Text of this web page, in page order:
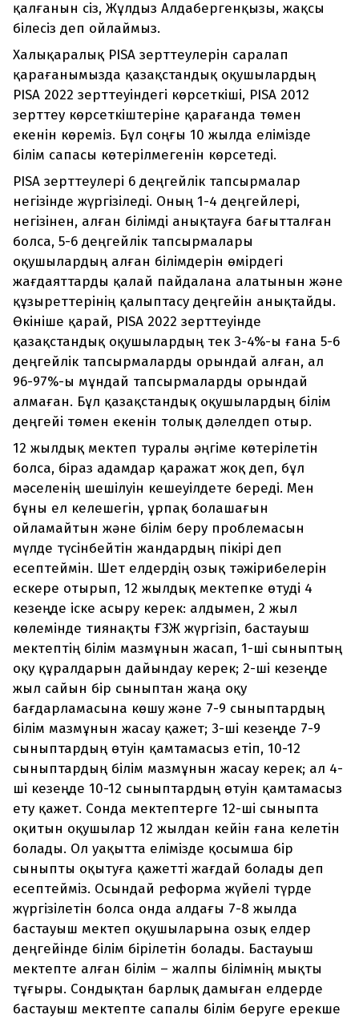
қалғанын сіз, Жұлдыз Алдабергенқызы, жақсы
білесіз деп ойлаймыз.
Халықаралық PISA зерттеулерін саралап
қарағанымызда қазақстандық оқушылардың
PISA 2022 зерттеуіндегі көрсеткіші, PISA 2012
зерттеу көрсеткіштеріне қарағанда төмен
екенін көреміз. Бұл соңғы 10 жылда елімізде
білім сапасы көтерілмегенін көрсетеді.
PISA зерттеулері 6 деңгейлік тапсырмалар
негізінде жүргізіледі. Оның 1-4 деңгейлері,
негізінен, алған білімді анықтауға бағытталған
болса, 5-6 деңгейлік тапсырмалары
оқушылардың алған білімдерін өмірдегі
жағдаяттарды қалай пайдалана алатынын және
құзыреттерінің қалыптасу деңгейін анықтайды.
Өкініше қарай, PISA 2022 зерттеуінде
қазақстандық оқушылардың тек 3-4%-ы ғана 5-6
деңгейлік тапсырмаларды орындай алған, ал
96-97%-ы мұндай тапсырмаларды орындай
алмаған. Бұл қазақстандық оқушылардың білім
деңгейі төмен екенін толық дәлелдеп отыр.
12 жылдық мектеп туралы әңгіме көтерілетін
болса, біраз адамдар қаражат жоқ деп, бұл
мәселенің шешілуін кешеуілдете береді. Мен
бұны ел келешегін, ұрпақ болашағын
ойламайтын және білім беру проблемасын
мүлде түсінбейтін жандардың пікірі деп
есептеймін. Шет елдердің озық тәжірибелерін
ескере отырып, 12 жылдық мектепке өтуді 4
кезеңде іске асыру керек: алдымен, 2 жыл
көлемінде тиянақты ҒЗЖ жүргізіп, бастауыш
мектептің білім мазмұнын жасап, 1-ші сыныптың
оқу құралдарын дайындау керек; 2-ші кезеңде
жыл сайын бір сыныптан жаңа оқу
бағдарламасына көшу және 7-9 сыныптардың
білім мазмұнын жасау қажет; 3-ші кезеңде 7-9
сыныптардың өтуін қамтамасыз етіп, 10-12
сыныптардың білім мазмұнын жасау керек; ал 4-
ші кезеңде 10-12 сыныптардың өтуін қамтамасыз
ету қажет. Сонда мектептерге 12-ші сыныпта
оқитын оқушылар 12 жылдан кейін ғана келетін
болады. Ол уақытта елімізде қосымша бір
сыныпты оқытуға қажетті жағдай болады деп
есептейміз. Осындай реформа жүйелі түрде
жүргізілетін болса онда алдағы 7-8 жылда
бастауыш мектеп оқушыларына озық елдер
деңгейінде білім бірілетін болады. Бастауыш
мектепте алған білім – жалпы білімнің мықты
тұғыры. Сондықтан барлық дамыған елдерде
бастауыш мектепте сапалы білім беруге ерекше